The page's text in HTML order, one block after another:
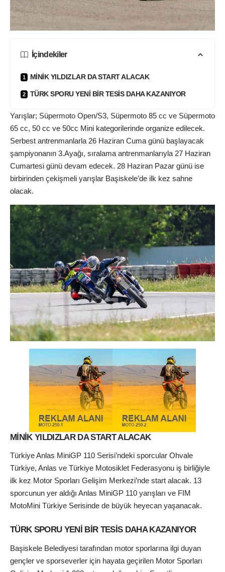
İçindekiler
MİNİK YILDIZLAR DA START ALACAK
TÜRK SPORU YENİ BİR TESİS DAHA KAZANIYOR
Yarışlar; Süpermoto Open/S3, Süpermoto 85 cc ve Süpermoto
65 cc, 50 cc ve 50cc Mini kategorilerinde organize edilecek.
Serbest antrenmanlarla 26 Haziran Cuma günü başlayacak
şampiyonanın 3.Ayağı, sıralama antrenmanlarıyla 27 Haziran
Cumartesi günü devam edecek. 28 Haziran Pazar günü ise
birbirinden çekişmeli yarışlar Başiskele’de ilk kez sahne
olacak.
MİNİK YILDIZLAR DA START ALACAK
Türkiye Anlas MiniGP 110 Serisi’ndeki sporcular Ohvale
Türkiye, Anlas ve Türkiye Motosiklet Federasyonu iş birliğiyle
ilk kez Motor Sporları Gelişim Merkezi’nde start alacak. 13
sporcunun yer aldığı Anlas MiniGP 110 yarışları ve FIM
MotoMini Türkiye Serisinde de büyük heyecan yaşanacak.
TÜRK SPORU YENİ BİR TESİS DAHA KAZANIYOR
Başiskele Belediyesi tarafından motor sporlarına ilgi duyan
gençler ve sporseverler için hayata geçirilen Motor Sporları